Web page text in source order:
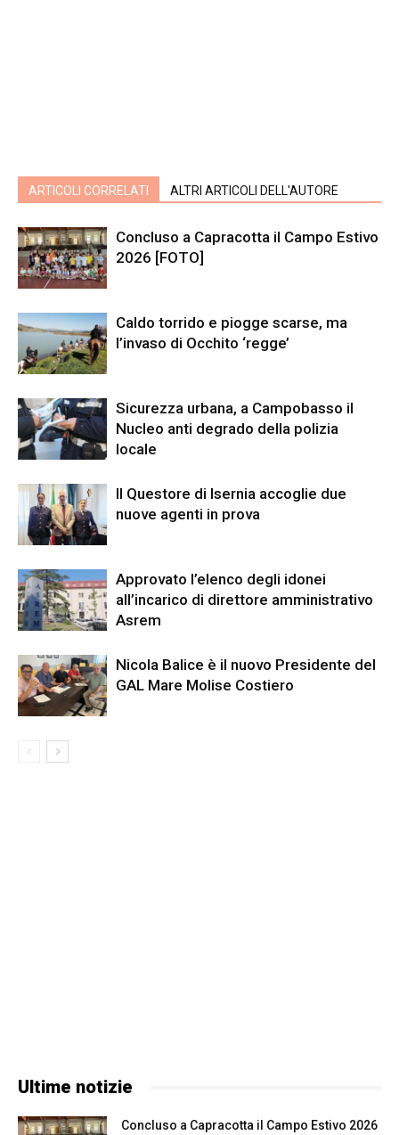
ARTICOLI CORRELATI ALTRI ARTICOLI DELL'AUTORE
Concluso a Capracotta il Campo Estivo
2026 [FOTO]
Caldo torrido e piogge scarse, ma
l’invaso di Occhito ‘regge’
Sicurezza urbana, a Campobasso il
Nucleo anti degrado della polizia
locale
Il Questore di Isernia accoglie due
nuove agenti in prova
Approvato l’elenco degli idonei
all’incarico di direttore amministrativo
Asrem
Nicola Balice è il nuovo Presidente del
GAL Mare Molise Costiero
Ultime notizie
Concluso a Capracotta il Campo Estivo 2026